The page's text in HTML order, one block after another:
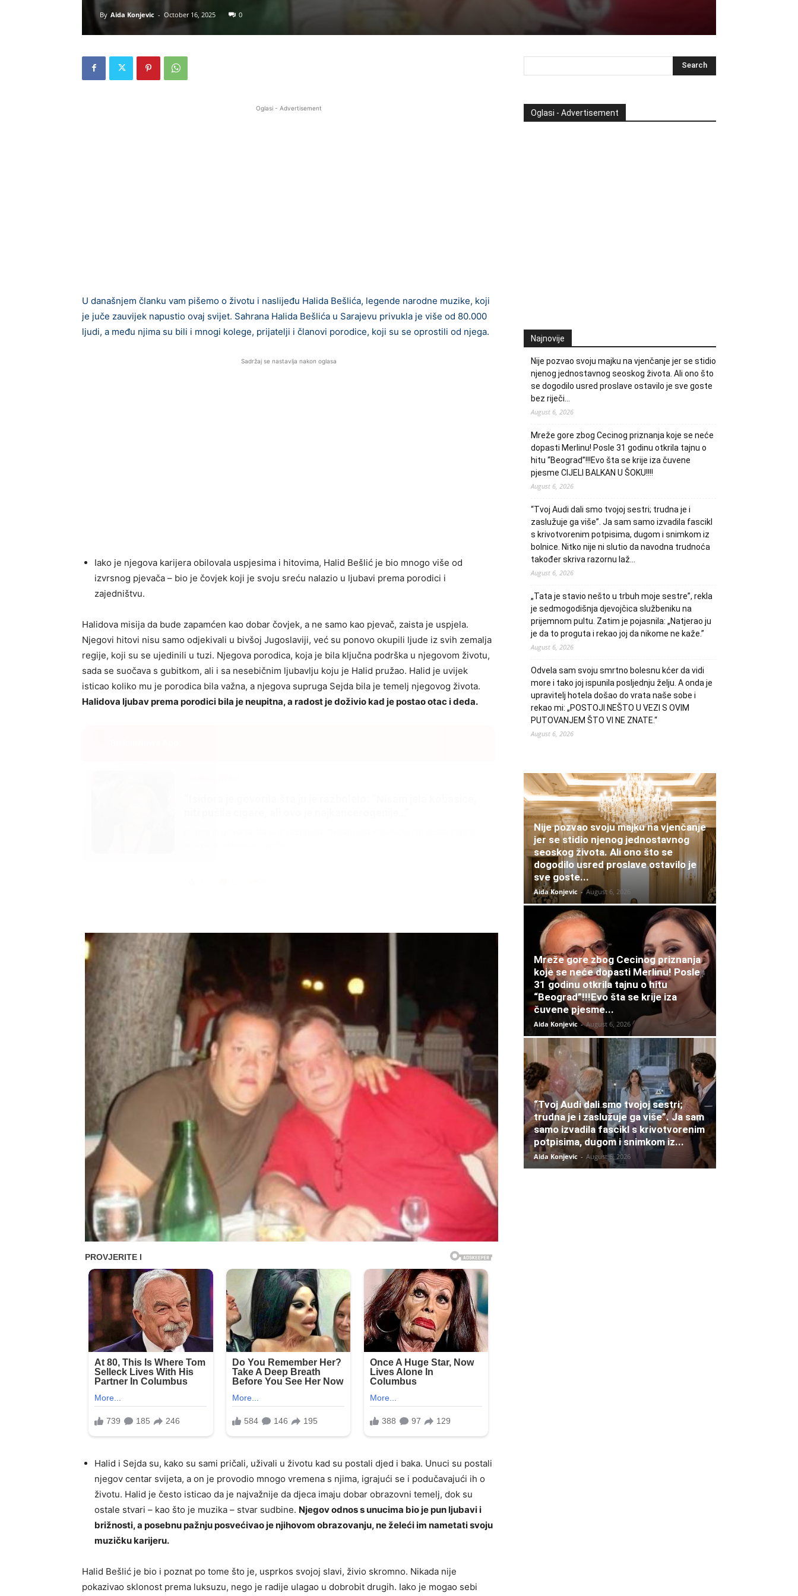
By Aida Konjevic - October 16, 2025 0
Oglasi - Advertisement
U današnjem članku vam pišemo o životu i naslijeđu Halida Bešlića, legende narodne muzike, koji
je juče zauvijek napustio ovaj svijet. Sahrana Halida Bešlića u Sarajevu privukla je više od 80.000
ljudi, a među njima su bili i mnogi kolege, prijatelji i članovi porodice, koji su se oprostili od njega.
Sadržaj se nastavlja nakon oglasa
Iako je njegova karijera obilovala uspjesima i hitovima, Halid Bešlić je bio mnogo više od
izvrsnog pjevača – bio je čovjek koji je svoju sreću nalazio u ljubavi prema porodici i
zajedništvu.
Halidova misija da bude zapamćen kao dobar čovjek, a ne samo kao pjevač, zaista je uspjela.
Njegovi hitovi nisu samo odjekivali u bivšoj Jugoslaviji, već su ponovo okupili ljude iz svih zemalja
regije, koji su se ujedinili u tuzi. Njegova porodica, koja je bila ključna podrška u njegovom životu,
sada se suočava s gubitkom, ali i sa nesebičnim ljubavlju koju je Halid pružao. Halid je uvijek
isticao koliko mu je porodica bila važna, a njegova supruga Sejda bila je temelj njegovog života.
Halidova ljubav prema porodici bila je neupitna, a radost je doživio kad je postao otac i deda.
Halid i Sejda su, kako su sami pričali, uživali u životu kad su postali djed i baka. Unuci su postali
njegov centar svijeta, a on je provodio mnogo vremena s njima, igrajući se i podučavajući ih o
životu. Halid je često isticao da je najvažnije da djeca imaju dobar obrazovni temelj, dok su
ostale stvari – kao što je muzika – stvar sudbine. Njegov odnos s unucima bio je pun ljubavi i
brižnosti, a posebnu pažnju posvećivao je njihovom obrazovanju, ne želeći im nametati svoju
muzičku karijeru.
Halid Bešlić je bio i poznat po tome što je, usprkos svojoj slavi, živio skromno. Nikada nije
pokazivao sklonost prema luksuzu, nego je radije ulagao u dobrobit drugih. Iako je mogao sebi
Oglasi - Advertisement
Najnovije
Nije pozvao svoju majku na vjenčanje jer se stidio
njenog jednostavnog seoskog života. Ali ono što
se dogodilo usred proslave ostavilo je sve goste
bez riječi…
August 6, 2026
Mreže gore zbog Cecinog priznanja koje se neće
dopasti Merlinu! Posle 31 godinu otkrila tajnu o
hitu “Beograd”!!!Evo šta se krije iza čuvene
pjesme CIJELI BALKAN U ŠOKU!!!!
August 6, 2026
“Tvoj Audi dali smo tvojoj sestri; trudna je i
zaslužuje ga više”. Ja sam samo izvadila fascikl
s krivotvorenim potpisima, dugom i snimkom iz
bolnice. Nitko nije ni slutio da navodna trudnoća
također skriva razornu laž…
August 6, 2026
„Tata je stavio nešto u trbuh moje sestre”, rekla
je sedmogodišnja djevojčica službeniku na
prijemnom pultu. Zatim je pojasnila: „Natjerao ju
je da to proguta i rekao joj da nikome ne kaže.”
August 6, 2026
Odvela sam svoju smrtno bolesnu kćer da vidi
more i tako joj ispunila posljednju želju. A onda je
upravitelj hotela došao do vrata naše sobe i
rekao mi: „POSTOJI NEŠTO U VEZI S OVIM
PUTOVANJEM ŠTO VI NE ZNATE.“
August 6, 2026
Nije pozvao svoju majku na vjenčanje
jer se stidio njenog jednostavnog
seoskog života. Ali ono što se
dogodilo usred proslave ostavilo je
sve goste...
Aida Konjevic - August 6, 2026
Mreže gore zbog Cecinog priznanja
koje se neće dopasti Merlinu! Posle
31 godinu otkrila tajnu o hitu
“Beograd”!!!Evo šta se krije iza
čuvene pjesme...
Aida Konjevic - August 6, 2026
“Tvoj Audi dali smo tvojoj sestri;
trudna je i zaslužuje ga više”. Ja sam
samo izvadila fascikl s krivotvorenim
potpisima, dugom i snimkom iz...
Aida Konjevic - August 6, 2026